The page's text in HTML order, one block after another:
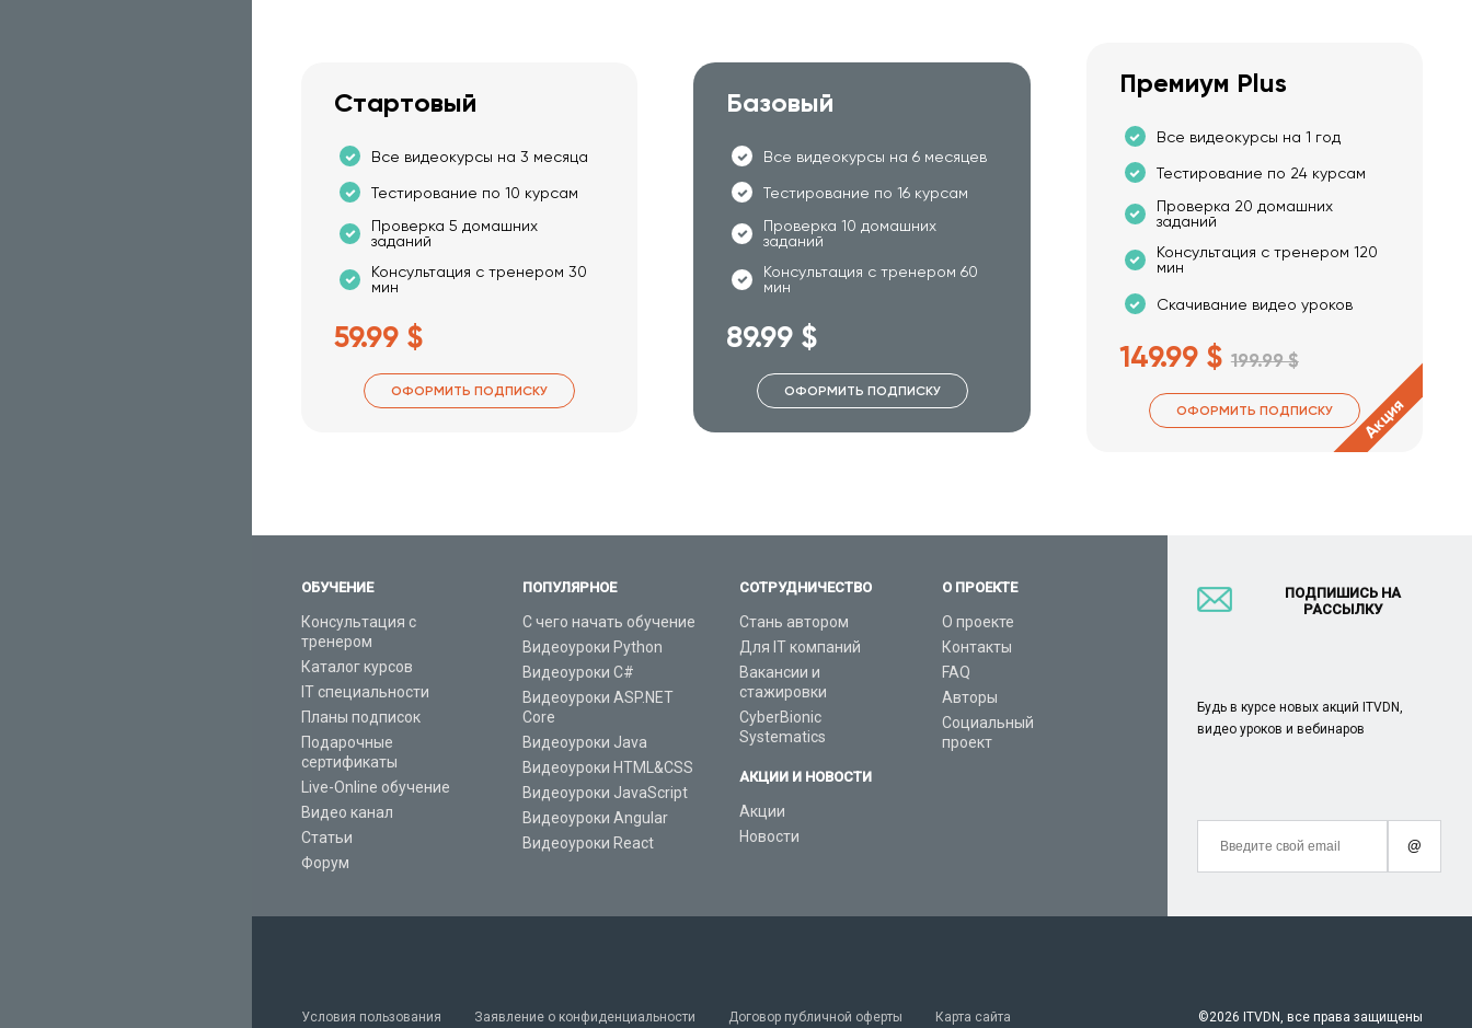
Стартовый
Все видеокурсы на 3 месяца
Тестирование по 10 курсам
Проверка 5 домашних
заданий
Консультация с тренером 30
мин
59.99 $
ОФОРМИТЬ ПОДПИСКУ
Базовый
Все видеокурсы на 6 месяцев
Тестирование по 16 курсам
Проверка 10 домашних
заданий
Консультация с тренером 60
мин
89.99 $
ОФОРМИТЬ ПОДПИСКУ
Премиум Plus
Все видеокурсы на 1 год
Тестирование по 24 курсам
Проверка 20 домашних
заданий
Консультация с тренером 120
мин
Скачивание видео уроков
149.99 $ 199.99 $
ОФОРМИТЬ ПОДПИСКУ Акция
ОБУЧЕНИЕ
Консультация с
тренером
Каталог курсов
IT специальности
Планы подписок
Подарочные
сертификаты
Live-Online обучение
Видео канал
Статьи
Форум
ПОПУЛЯРНОЕ
С чего начать обучение
Видеоуроки Python
Видеоуроки C#
Видеоуроки ASP.NET
Core
Видеоуроки Java
Видеоуроки HTML&CSS
Видеоуроки JavaScript
Видеоуроки Angular
Видеоуроки React
СОТРУДНИЧЕСТВО
Стань автором
Для IT компаний
Вакансии и
стажировки
CyberBionic
Systematics
АКЦИИ И НОВОСТИ
Акции
Новости
О ПРОЕКТЕ
О проекте
Контакты
FAQ
Авторы
Социальный
проект
ПОДПИШИСЬ НА
РАССЫЛКУ
Будь в курсе новых акций ITVDN,
видео уроков и вебинаров
@
Условия пользования Заявление о конфиденциальности Договор публичной оферты Карта сайта ©2026 ITVDN, все права защищены